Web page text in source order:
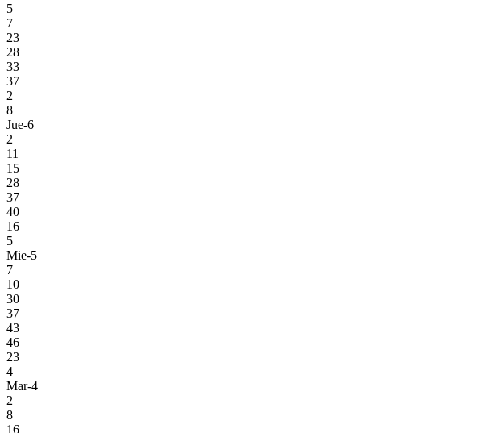
5
7
23
28
33
37
2
8
Jue-6
2
11
15
28
37
40
16
5
Mie-5
7
10
30
37
43
46
23
4
Mar-4
2
8
16